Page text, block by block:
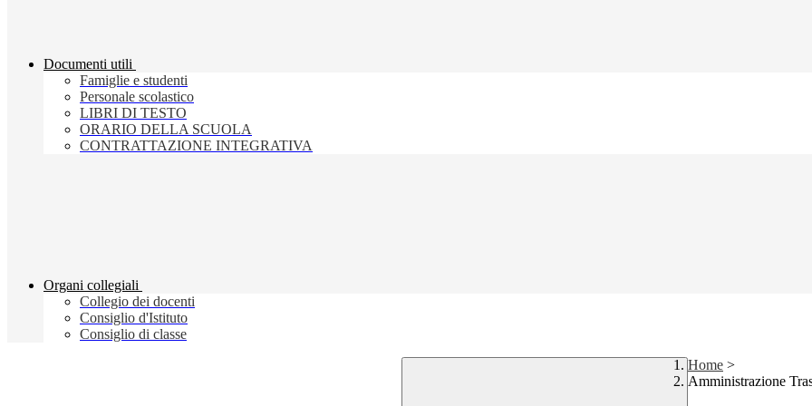
Documenti utili
Famiglie e studenti
Personale scolastico
LIBRI DI TESTO
ORARIO DELLA SCUOLA
CONTRATTAZIONE INTEGRATIVA
Organi collegiali
Collegio dei docenti
Consiglio d'Istituto
Consiglio di classe
Home >
Amministrazione